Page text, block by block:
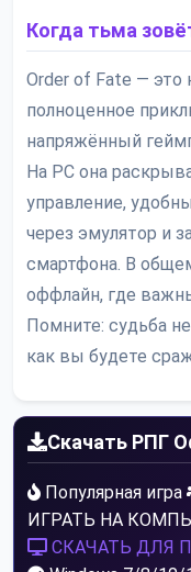
Когда тьма
Order of Fate — это
полноценное
напряжённый
На PC она
управление,
через эмулятор и
смартфона. В
оффлайн, где
Помните: судьба
как вы будете
Скачать РПГ
Популярная игра
ИГРАТЬ НА
СКАЧАТЬ ДЛЯ